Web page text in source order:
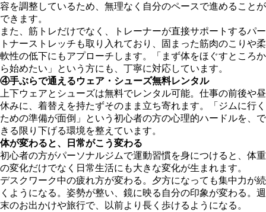
容を調整しているため、無理なく自分のペースで進めることが
できます。
また、筋トレだけでなく、トレーナーが直接サポートするパー
トナーストレッチも取り入れており、固まった筋肉のこりや柔
軟性の低下にもアプローチします。「まず体をほぐすところか
ら始めたい」という方にも、丁寧に対応しています。
④手ぶらで通えるウェア・シューズ無料レンタル
上下ウェアとシューズは無料でレンタル可能。仕事の前後や昼
休みに、着替えを持たずそのまま立ち寄れます。「ジムに行く
ための準備が面倒」という初心者の方の心理的ハードルを、で
きる限り下げる環境を整えています。
体が変わると、日常がこう変わる
初心者の方がパーソナルジムで運動習慣を身につけると、体重
の変化だけでなく日常生活にも大きな変化が生まれます。
デスクワーク中の疲れ方が変わる。夕方になっても集中力が続
くようになる。姿勢が整い、鏡に映る自分の印象が変わる。週
末のお出かけや旅行で、以前より長く歩けるようになる。